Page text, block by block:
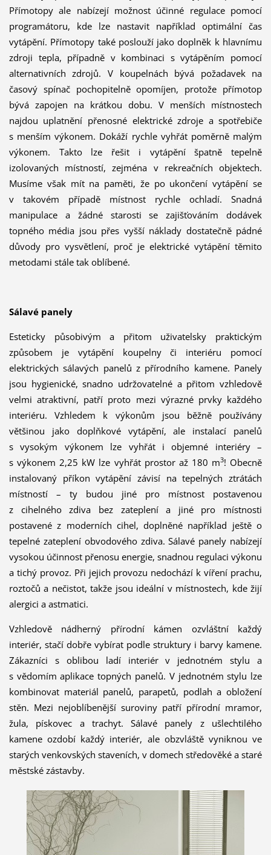
Přímotopy ale nabízejí možnost účinné regulace pomocí
programátoru, kde lze nastavit například optimální čas
vytápění. Přímotopy také poslouží jako doplněk k hlavnímu
zdroji tepla, případně v kombinaci s vytápěním pomocí
alternativních zdrojů. V koupelnách bývá požadavek na
časový spínač pochopitelně opomíjen, protože přímotop
bývá zapojen na krátkou dobu. V menších místnostech
najdou uplatnění přenosné elektrické zdroje a spotřebiče
s menším výkonem. Dokáží rychle vyhřát poměrně malým
výkonem. Takto lze řešit i vytápění špatně tepelně
izolovaných místností, zejména v rekreačních objektech.
Musíme však mít na paměti, že po ukončení vytápění se
v takovém případě místnost rychle ochladí. Snadná
manipulace a žádné starosti se zajišťováním dodávek
topného média jsou přes vyšší náklady dostatečně pádné
důvody pro vysvětlení, proč je elektrické vytápění těmito
metodami stále tak oblíbené.
Sálavé panely
Esteticky působivým a přitom uživatelsky praktickým
způsobem je vytápění koupelny či interiéru pomocí
elektrických sálavých panelů z přírodního kamene. Panely
jsou hygienické, snadno udržovatelné a přitom vzhledově
velmi atraktivní, patří proto mezi výrazné prvky každého
interiéru. Vzhledem k výkonům jsou běžně používány
většinou jako doplňkové vytápění, ale instalací panelů
s vysokým výkonem lze vyhřát i objemné interiéry –
s výkonem 2,25 kW lze vyhřát prostor až 180 m3! Obecně
instalovaný příkon vytápění závisí na tepelných ztrátách
místností – ty budou jiné pro místnost postavenou
z cihelného zdiva bez zateplení a jiné pro místnosti
postavené z moderních cihel, doplněné například ještě o
tepelné zateplení obvodového zdiva. Sálavé panely nabízejí
vysokou účinnost přenosu energie, snadnou regulaci výkonu
a tichý provoz. Při jejich provozu nedochází k víření prachu,
roztočů a nečistot, takže jsou ideální v místnostech, kde žijí
alergici a astmatici.
Vzhledově nádherný přírodní kámen ozvláštní každý
interiér, stačí dobře vybírat podle struktury i barvy kamene.
Zákazníci s oblibou ladí interiér v jednotném stylu a
s vědomím aplikace topných panelů. V jednotném stylu lze
kombinovat materiál panelů, parapetů, podlah a obložení
stěn. Mezi nejoblíbenější suroviny patří přírodní mramor,
žula, pískovec a trachyt. Sálavé panely z ušlechtilého
kamene ozdobí každý interiér, ale obzvláště vyniknou ve
starých venkovských staveních, v domech středověké a staré
městské zástavby.